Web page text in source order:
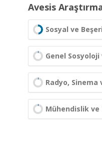
Avesis
Sosyal ve
Genel
Radyo, Sinema
Mühendislik